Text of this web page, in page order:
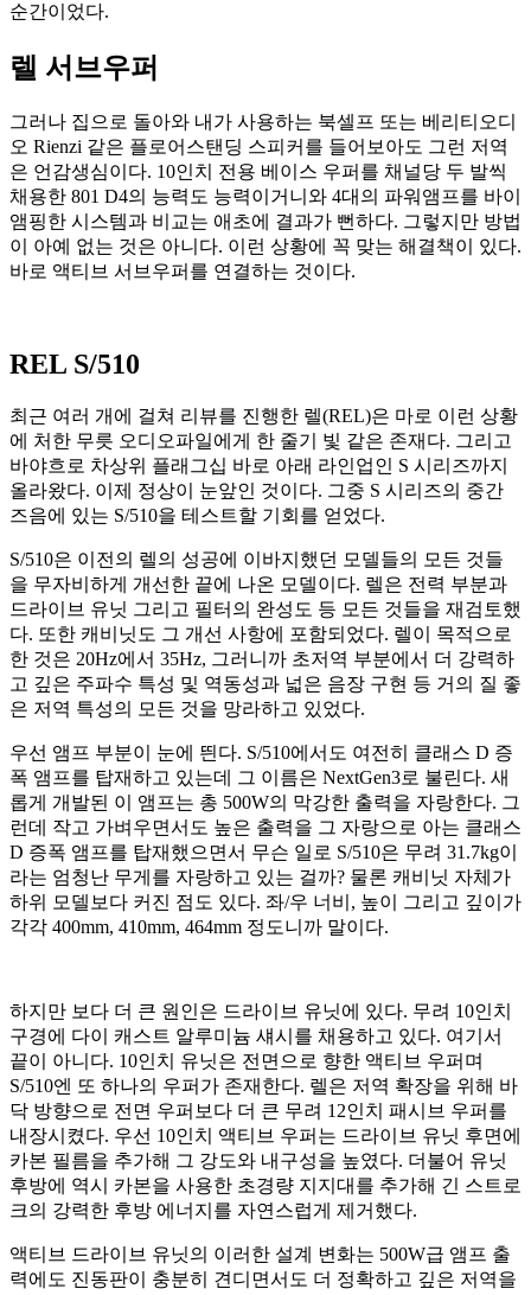
순간이었다.
렐 서브우퍼
그러나 집으로 돌아와 내가 사용하는 북셀프 또는 베리티오디
오 Rienzi 같은 플로어스탠딩 스피커를 들어보아도 그런 저역
은 언감생심이다. 10인치 전용 베이스 우퍼를 채널당 두 발씩
채용한 801 D4의 능력도 능력이거니와 4대의 파워앰프를 바이
앰핑한 시스템과 비교는 애초에 결과가 뻔하다. 그렇지만 방법
이 아예 없는 것은 아니다. 이런 상황에 꼭 맞는 해결책이 있다.
바로 액티브 서브우퍼를 연결하는 것이다.
REL S/510
최근 여러 개에 걸쳐 리뷰를 진행한 렐(REL)은 마로 이런 상황
에 처한 무릇 오디오파일에게 한 줄기 빛 같은 존재다. 그리고
바야흐로 차상위 플래그십 바로 아래 라인업인 S 시리즈까지
올라왔다. 이제 정상이 눈앞인 것이다. 그중 S 시리즈의 중간
즈음에 있는 S/510을 테스트할 기회를 얻었다.
S/510은 이전의 렐의 성공에 이바지했던 모델들의 모든 것들
을 무자비하게 개선한 끝에 나온 모델이다. 렐은 전력 부분과
드라이브 유닛 그리고 필터의 완성도 등 모든 것들을 재검토했
다. 또한 캐비닛도 그 개선 사항에 포함되었다. 렐이 목적으로
한 것은 20Hz에서 35Hz, 그러니까 초저역 부분에서 더 강력하
고 깊은 주파수 특성 및 역동성과 넓은 음장 구현 등 거의 질 좋
은 저역 특성의 모든 것을 망라하고 있었다.
우선 앰프 부분이 눈에 띈다. S/510에서도 여전히 클래스 D 증
폭 앰프를 탑재하고 있는데 그 이름은 NextGen3로 불린다. 새
롭게 개발된 이 앰프는 총 500W의 막강한 출력을 자랑한다. 그
런데 작고 가벼우면서도 높은 출력을 그 자랑으로 아는 클래스
D 증폭 앰프를 탑재했으면서 무슨 일로 S/510은 무려 31.7kg이
라는 엄청난 무게를 자랑하고 있는 걸까? 물론 캐비닛 자체가
하위 모델보다 커진 점도 있다. 좌/우 너비, 높이 그리고 깊이가
각각 400mm, 410mm, 464mm 정도니까 말이다.
하지만 보다 더 큰 원인은 드라이브 유닛에 있다. 무려 10인치
구경에 다이 캐스트 알루미늄 섀시를 채용하고 있다. 여기서
끝이 아니다. 10인치 유닛은 전면으로 향한 액티브 우퍼며
S/510엔 또 하나의 우퍼가 존재한다. 렐은 저역 확장을 위해 바
닥 방향으로 전면 우퍼보다 더 큰 무려 12인치 패시브 우퍼를
내장시켰다. 우선 10인치 액티브 우퍼는 드라이브 유닛 후면에
카본 필름을 추가해 그 강도와 내구성을 높였다. 더불어 유닛
후방에 역시 카본을 사용한 초경량 지지대를 추가해 긴 스트로
크의 강력한 후방 에너지를 자연스럽게 제거했다.
액티브 드라이브 유닛의 이러한 설계 변화는 500W급 앰프 출
력에도 진동판이 충분히 견디면서도 더 정확하고 깊은 저역을